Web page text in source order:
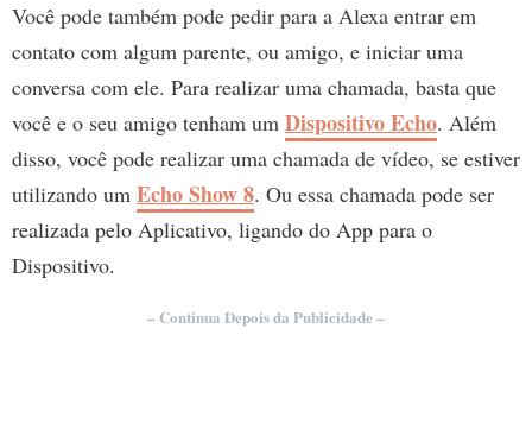
Você pode também pode pedir para a Alexa entrar em
contato com algum parente, ou amigo, e iniciar uma
conversa com ele. Para realizar uma chamada, basta que
você e o seu amigo tenham um Dispositivo Echo. Além
disso, você pode realizar uma chamada de vídeo, se estiver
utilizando um Echo Show 8. Ou essa chamada pode ser
realizada pelo Aplicativo, ligando do App para o
Dispositivo.
– Continua Depois da Publicidade –